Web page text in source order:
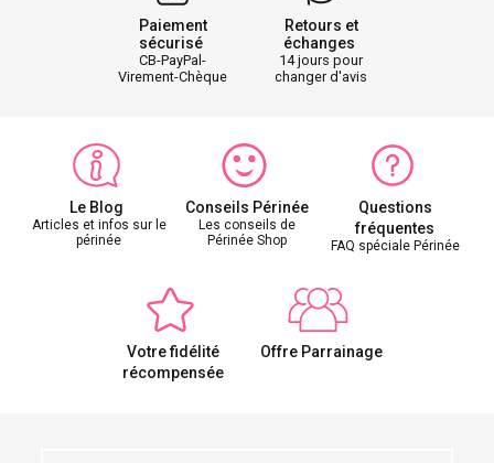
Paiement
sécurisé
CB-PayPal-
Virement-Chèque
Retours et
échanges
14 jours pour
changer d'avis
Le Blog
Articles et infos sur le
périnée
Conseils Périnée
Les conseils de
Périnée Shop
Questions
fréquentes
FAQ spéciale Périnée
Votre fidélité
récompensée
Offre Parrainage